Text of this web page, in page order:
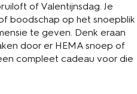
of Valentijnsdag. Je
boodschap op het snoepblik
te geven. Denk eraan
door er HEMA snoep of
compleet cadeau voor die